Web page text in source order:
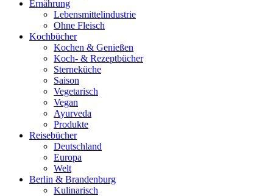
Ernährung
Lebensmittelindustrie
Ohne Fleisch
Kochbücher
Kochen & Genießen
Koch- & Rezeptbücher
Sterneküche
Saison
Vegetarisch
Vegan
Ayurveda
Produkte
Reisebücher
Deutschland
Europa
Welt
Berlin & Brandenburg
Kulinarisch